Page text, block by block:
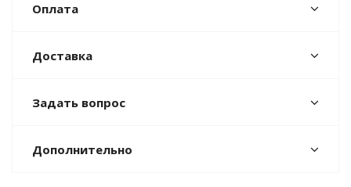
Оплата
Доставка
Задать вопрос
Дополнительно